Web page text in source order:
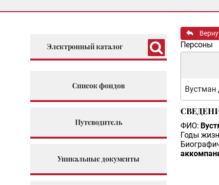
Электронный каталог
Список фондов
Путеводитель
Уникальные документы
Персоны
ФИО:
Годы